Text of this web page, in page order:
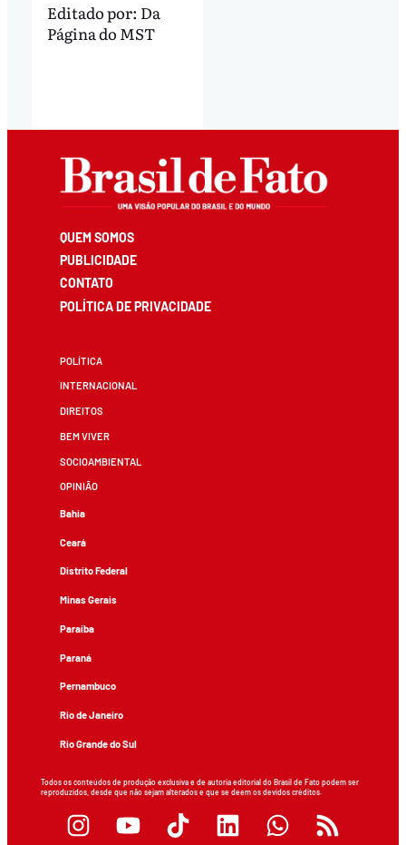
Editado por: Da
Página do MST
QUEM SOMOS
PUBLICIDADE
CONTATO
POLÍTICA DE PRIVACIDADE
POLÍTICA
INTERNACIONAL
DIREITOS
BEM VIVER
SOCIOAMBIENTAL
OPINIÃO
Bahia
Ceará
Distrito Federal
Minas Gerais
Paraíba
Paraná
Pernambuco
Rio de Janeiro
Rio Grande do Sul
Todos os conteúdos de produção exclusiva e de autoria editorial do Brasil de Fato podem ser
reproduzidos, desde que não sejam alterados e que se deem os devidos créditos.